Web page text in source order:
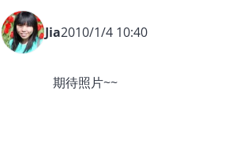
Jia2010/1/4 10:40
期待照片~~